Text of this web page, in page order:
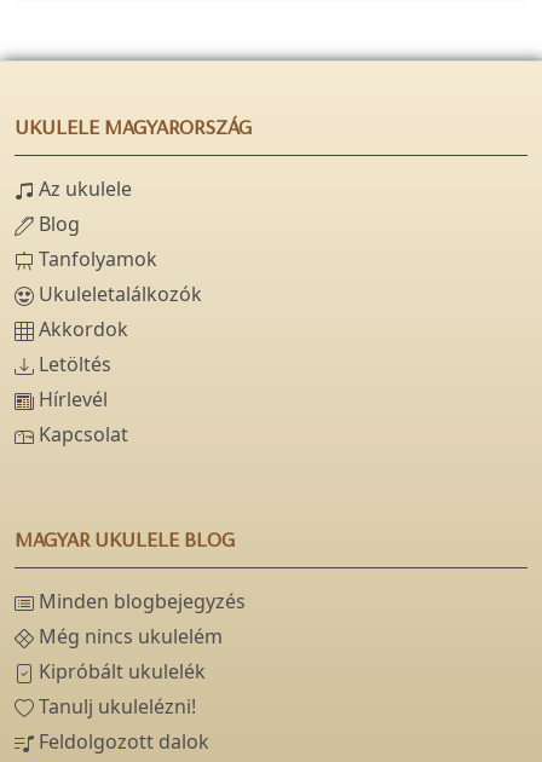
UKULELE MAGYARORSZÁG
Az ukulele
Blog
Tanfolyamok
Ukuleletalálkozók
Akkordok
Letöltés
Hírlevél
Kapcsolat
MAGYAR UKULELE BLOG
Minden blogbejegyzés
Még nincs ukulelém
Kipróbált ukulelék
Tanulj ukulelézni!
Feldolgozott dalok